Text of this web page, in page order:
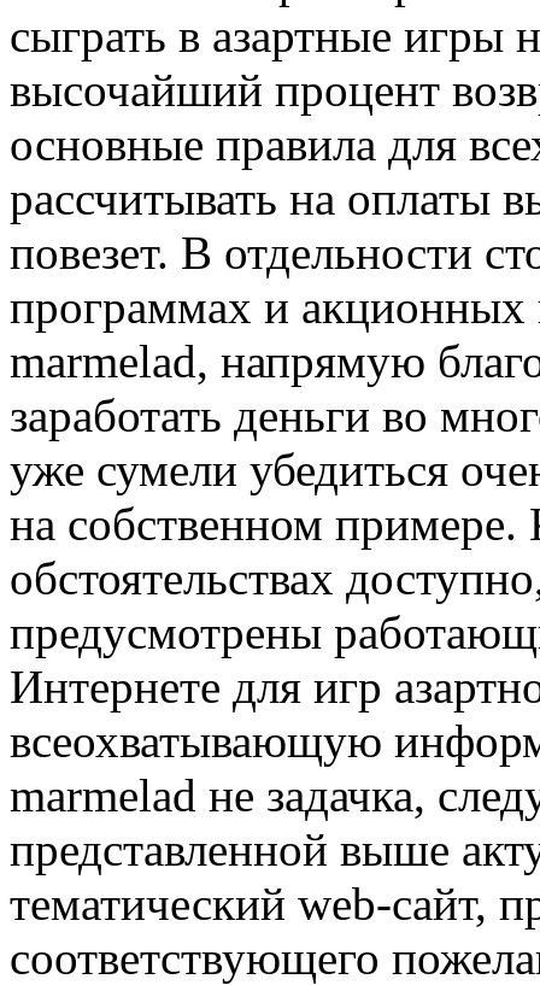
сыграть в азартные игры
высочайший процент
основные правила для
рассчитывать на оплаты
повезет. В отдельности
программах и акционных
marmelad, напрямую
заработать деньги во
уже сумели убедиться
на собственном примере.
обстоятельствах
предусмотрены
Интернете для игр
всеохватывающую
marmelad не задачка,
представленной выше
тематический web-сайт,
соответствующего